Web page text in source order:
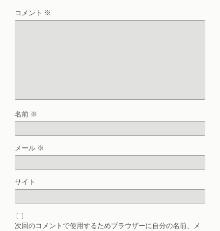
コメント ※
名前 ※
メール ※
サイト
次回のコメントで使用するためブラウザーに自分の名前、メ